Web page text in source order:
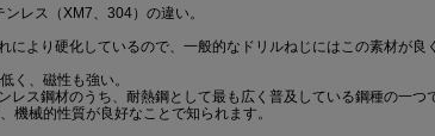
レス（XM7、304）の違い。
により硬化しているので、一般的なドリルねじにはこの素材が良
く、磁性も強い。
レス鋼材のうち、耐熱鋼として最も広く普及している鋼種の一つ
機械的性質が良好なことで知られます。